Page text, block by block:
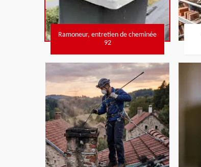
Ramoneur, entretien de cheminée
92